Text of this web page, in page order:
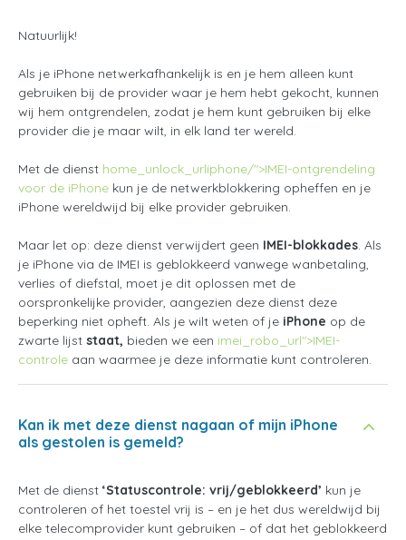
Natuurlijk!
Als je iPhone netwerkafhankelijk is en je hem alleen kunt
gebruiken bij de provider waar je hem hebt gekocht, kunnen
wij hem ontgrendelen, zodat je hem kunt gebruiken bij elke
provider die je maar wilt, in elk land ter wereld.
Met de dienst home_unlock_urliphone/">IMEI-ontgrendeling
voor de iPhone kun je de netwerkblokkering opheffen en je
iPhone wereldwijd bij elke provider gebruiken.
Maar let op: deze dienst verwijdert geen IMEI-blokkades. Als
je iPhone via de IMEI is geblokkeerd vanwege wanbetaling,
verlies of diefstal, moet je dit oplossen met de
oorspronkelijke provider, aangezien deze dienst deze
beperking niet opheft. Als je wilt weten of je iPhone op de
zwarte lijst staat, bieden we een imei_robo_url">IMEI-
controle aan waarmee je deze informatie kunt controleren.
Kan ik met deze dienst nagaan of mijn iPhone
als gestolen is gemeld?
Met de dienst ‘Statuscontrole: vrij/geblokkeerd’ kun je
controleren of het toestel vrij is – en je het dus wereldwijd bij
elke telecomprovider kunt gebruiken – of dat het geblokkeerd